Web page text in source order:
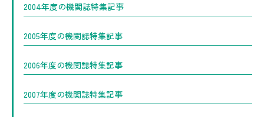
2004年度の機関誌特集記事
2005年度の機関誌特集記事
2006年度の機関誌特集記事
2007年度の機関誌特集記事